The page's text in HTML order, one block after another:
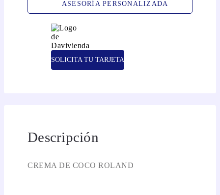
ASESORÍA PERSONALIZADA
SOLICITA TU TARJETA
Descripción
CREMA DE COCO ROLAND